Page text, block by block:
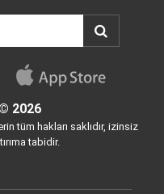
© 2026
tüm hakları saklıdır, izinsiz
tabidir.